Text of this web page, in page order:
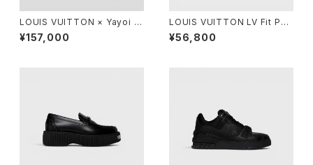
LOUIS VUITTON × Yayoi K
usama Infinity Dots Fleece
Blouson Black M
¥157,000
LOUIS VUITTON LV Fit Phri
endship Beanie Cotton Bla
ck S
¥56,800